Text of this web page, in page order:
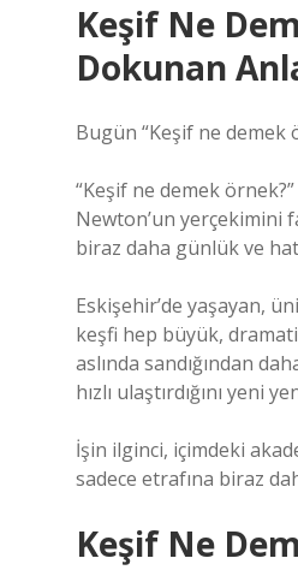
Keşif Ne
Dokunan
Bugün “Keşif ne demek
“Keşif ne demek
Newton’un yerçekimini
biraz daha günlük ve
Eskişehir’de yaşayan,
keşfi hep büyük,
aslında sandığından
hızlı ulaştırdığını yeni
İşin ilginci, içimdeki
sadece etrafına biraz
Keşif Ne